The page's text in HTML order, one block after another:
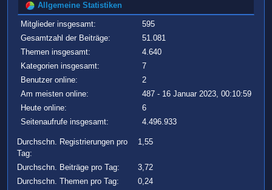
Allgemeine Statistiken
Mitglieder insgesamt:
595
Gesamtzahl der Beiträge:
51.081
Themen insgesamt:
4.640
Kategorien insgesamt:
7
Benutzer online:
2
Am meisten online:
487 - 16 Januar 2023, 00:10:59
Heute online:
6
Seitenaufrufe insgesamt:
4.496.933
Durchschn. Registrierungen pro
Tag:
1,55
Durchschn. Beiträge pro Tag:
3,72
Durchschn. Themen pro Tag:
0,24